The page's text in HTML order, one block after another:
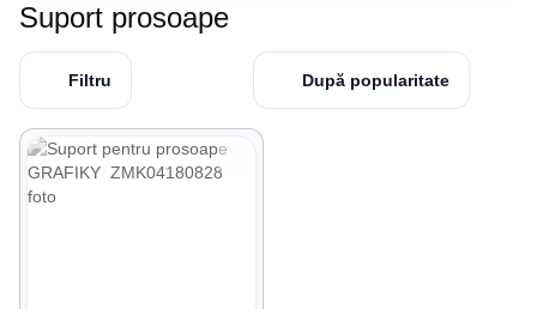
Suport prosoape
Filtru După popularitate